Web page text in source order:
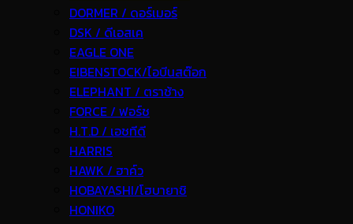
DORMER / ดอร์เมอร์
DSK / ดีเอสเค
EAGLE ONE
EIBENSTOCK/ไอบีนสต๊อก
ELEPHANT / ตราช้าง
FORCE / ฟอร์ช
H.T.D / เอชทีดี
HARRIS
HAWK / ฮาค์ว
HOBAYASHI/โฮบายาชิ
HONIKO